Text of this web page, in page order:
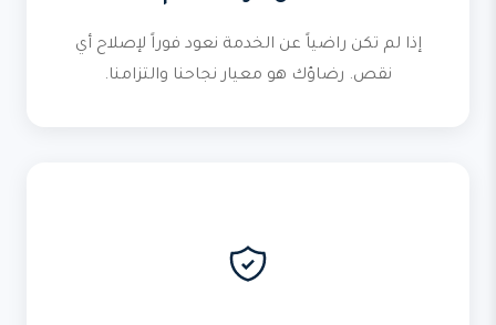
إذا لم تكن راضياً عن الخدمة نعود فوراً لإصلاح أي
نقص. رضاؤك هو معيار نجاحنا والتزامنا.